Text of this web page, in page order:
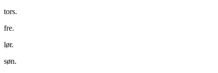
tors.
fre.
lør.
søn.